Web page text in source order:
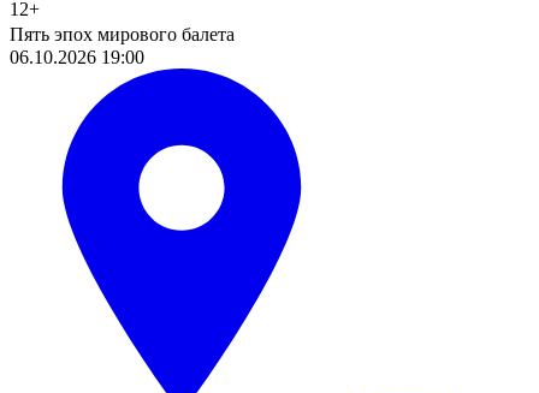
12+
Пять эпох мирового балета
06.10.2026 19:00